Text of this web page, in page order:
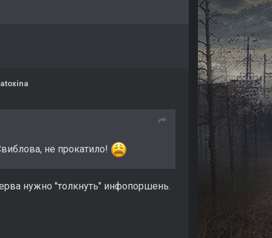
не прокатило!
нужно "толкнуть" инфопоршень.